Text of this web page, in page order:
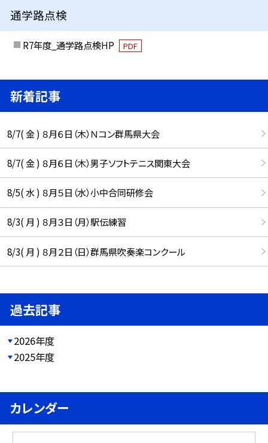
通学路点検
R7年度_通学路点検HP PDF
新着記事
8/7( 金 ) ８月６日（木）Ｎコン群馬県大会
8/7( 金 ) ８月６日（木）男子ソフトテニス関東大会
8/5( 水 ) ８月５日（水）小中合同研修会
8/3( 月 ) ８月３日（月）駅伝練習
8/3( 月 ) ８月２日（日）群馬県吹奏楽コンクール
過去記事
2026年度
2025年度
カレンダー